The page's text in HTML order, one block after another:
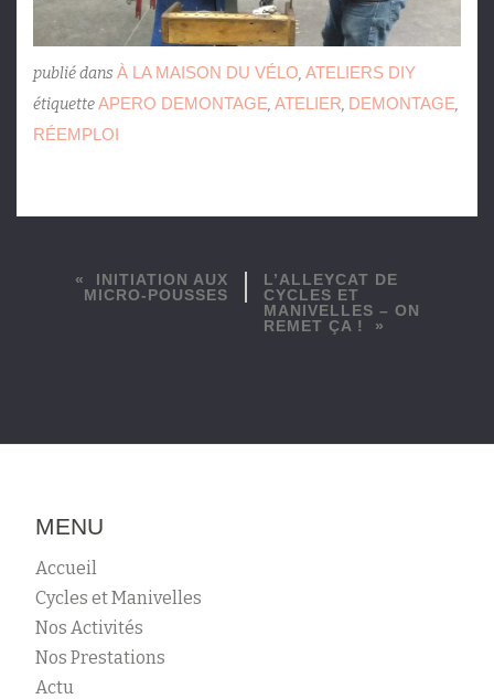
publié dans À LA MAISON DU VÉLO, ATELIERS DIY
étiquetteAPERO DEMONTAGE, ATELIER, DEMONTAGE,
RÉEMPLOI
INITIATION AUX
MICRO-POUSSES
L’ALLEYCAT DE
CYCLES ET
MANIVELLES – ON
REMET ÇA !
MENU
Accueil
Cycles et Manivelles
Nos Activités
Nos Prestations
Actu